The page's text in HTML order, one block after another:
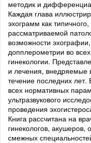
методик и
Каждая глава
эхограмм как
рассматриваемой
возможности
допплерометрии во
гинекологии.
и лечения, внедряемые
течение последних
всех нормативных
ультразвукового
проведения
Книга рассчитана на
гинекологов, акушеров,
смежных